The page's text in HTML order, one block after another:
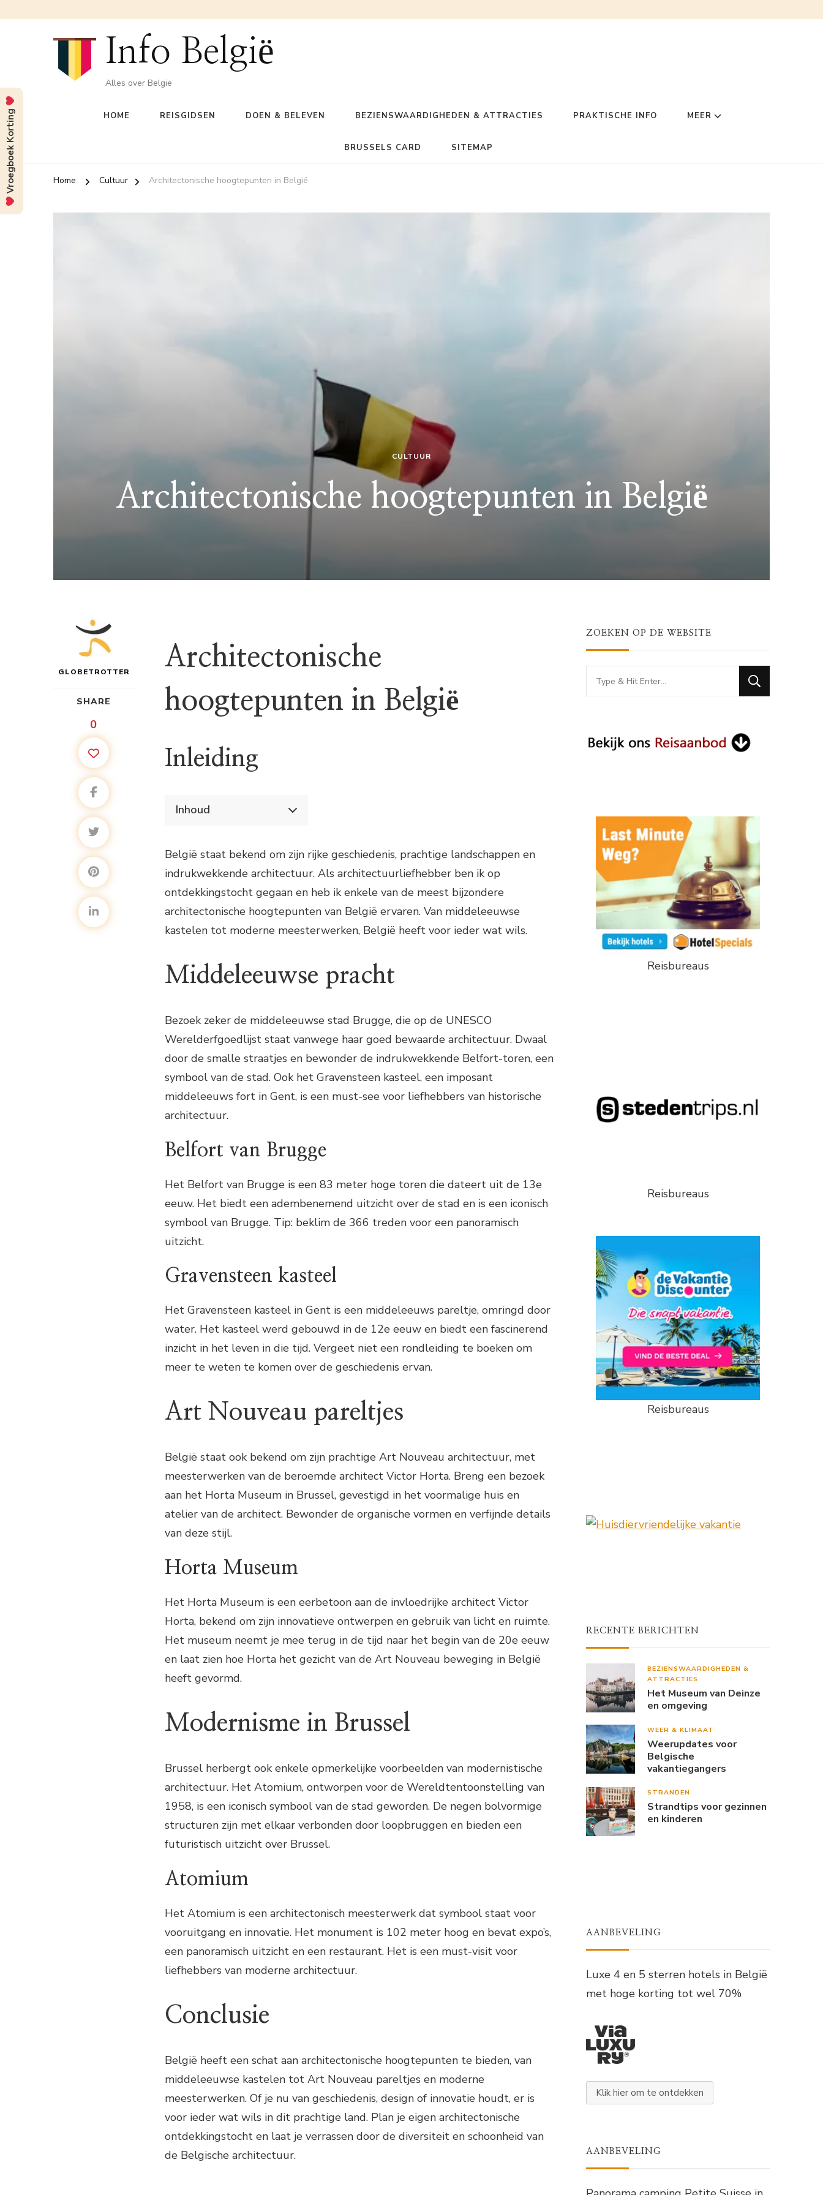
Info België
Alles over Belgie
HOME REISGIDSEN DOEN & BELEVEN BEZIENSWAARDIGHEDEN & ATTRACTIES PRAKTISCHE INFO MEER
BRUSSELS CARD SITEMAP
Home Cultuur Architectonische hoogtepunten in België
CULTUUR
Architectonische hoogtepunten in België
GLOBETROTTER
SHARE
0
Architectonische
hoogtepunten in België
Inleiding
Inhoud
Belfort van Brugge
Gravensteen kasteel
Art Nouveau pareltjes
Horta Museum
Modernisme in Brussel
Atomium
België staat bekend om zijn rijke geschiedenis, prachtige landschappen en
indrukwekkende architectuur. Als architectuurliefhebber ben ik op
ontdekkingstocht gegaan en heb ik enkele van de meest bijzondere
architectonische hoogtepunten van België ervaren. Van middeleeuwse
kastelen tot moderne meesterwerken, België heeft voor ieder wat wils.
Middeleeuwse pracht
Bezoek zeker de middeleeuwse stad Brugge, die op de UNESCO
Werelderfgoedlijst staat vanwege haar goed bewaarde architectuur. Dwaal
door de smalle straatjes en bewonder de indrukwekkende Belfort-toren, een
symbool van de stad. Ook het Gravensteen kasteel, een imposant
middeleeuws fort in Gent, is een must-see voor liefhebbers van historische
architectuur.
Belfort van Brugge
Het Belfort van Brugge is een 83 meter hoge toren die dateert uit de 13e
eeuw. Het biedt een adembenemend uitzicht over de stad en is een iconisch
symbool van Brugge. Tip: beklim de 366 treden voor een panoramisch
uitzicht.
Gravensteen kasteel
Het Gravensteen kasteel in Gent is een middeleeuws pareltje, omringd door
water. Het kasteel werd gebouwd in de 12e eeuw en biedt een fascinerend
inzicht in het leven in die tijd. Vergeet niet een rondleiding te boeken om
meer te weten te komen over de geschiedenis ervan.
Art Nouveau pareltjes
België staat ook bekend om zijn prachtige Art Nouveau architectuur, met
meesterwerken van de beroemde architect Victor Horta. Breng een bezoek
aan het Horta Museum in Brussel, gevestigd in het voormalige huis en
atelier van de architect. Bewonder de organische vormen en verfijnde details
van deze stijl.
Horta Museum
Het Horta Museum is een eerbetoon aan de invloedrijke architect Victor
Horta, bekend om zijn innovatieve ontwerpen en gebruik van licht en ruimte.
Het museum neemt je mee terug in de tijd naar het begin van de 20e eeuw
en laat zien hoe Horta het gezicht van de Art Nouveau beweging in België
heeft gevormd.
Modernisme in Brussel
Brussel herbergt ook enkele opmerkelijke voorbeelden van modernistische
architectuur. Het Atomium, ontworpen voor de Wereldtentoonstelling van
1958, is een iconisch symbool van de stad geworden. De negen bolvormige
structuren zijn met elkaar verbonden door loopbruggen en bieden een
futuristisch uitzicht over Brussel.
Atomium
Het Atomium is een architectonisch meesterwerk dat symbool staat voor
vooruitgang en innovatie. Het monument is 102 meter hoog en bevat expo’s,
een panoramisch uitzicht en een restaurant. Het is een must-visit voor
liefhebbers van moderne architectuur.
Conclusie
België heeft een schat aan architectonische hoogtepunten te bieden, van
middeleeuwse kastelen tot Art Nouveau pareltjes en moderne
meesterwerken. Of je nu van geschiedenis, design of innovatie houdt, er is
voor ieder wat wils in dit prachtige land. Plan je eigen architectonische
ontdekkingstocht en laat je verrassen door de diversiteit en schoonheid van
de Belgische architectuur.
ZOEKEN OP DE WEBSITE
Looking
for
Reisbureaus
Reisbureaus
Reisbureaus
RECENTE BERICHTEN
BEZIENSWAARDIGHEDEN &
ATTRACTIES
Het Museum van Deinze
en omgeving
WEER & KLIMAAT
Weerupdates voor
Belgische
vakantiegangers
STRANDEN
Strandtips voor gezinnen
en kinderen
AANBEVELING
Luxe 4 en 5 sterren hotels in België
met hoge korting tot wel 70%
Klik hier om te ontdekken
AANBEVELING
Vroegboek Korting